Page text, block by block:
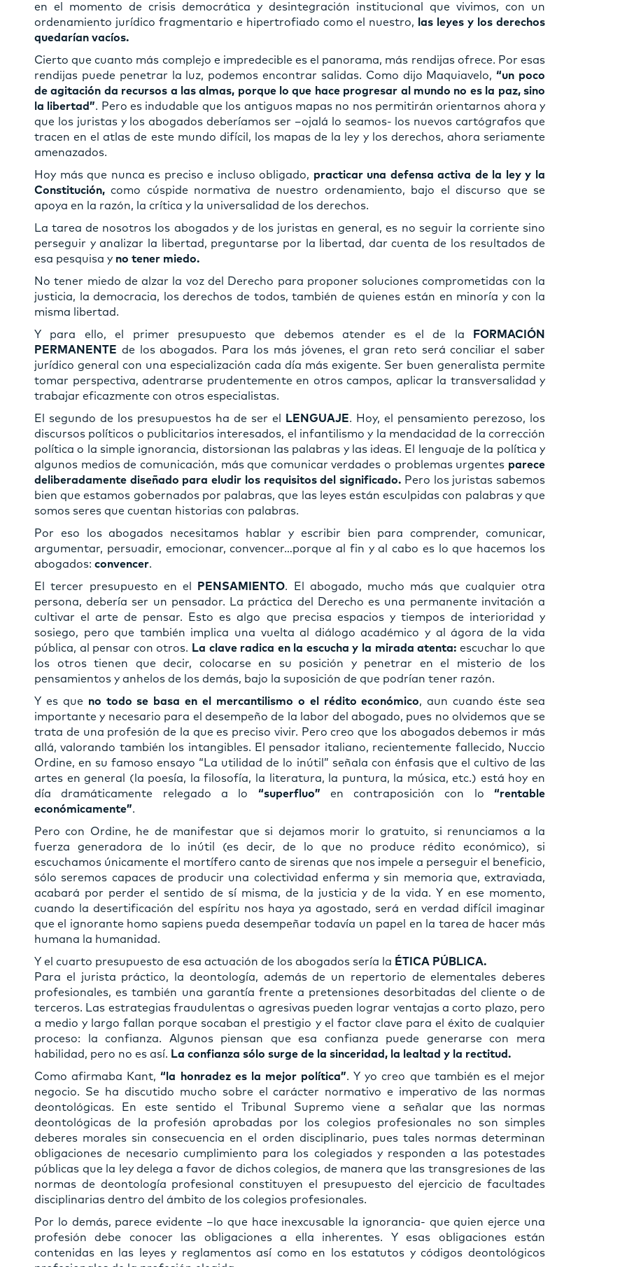
en el momento de crisis democrática y desintegración institucional que vivimos, con un
ordenamiento jurídico fragmentario e hipertrofiado como el nuestro, las leyes y los derechos
quedarían vacíos.
Cierto que cuanto más complejo e impredecible es el panorama, más rendijas ofrece. Por esas
rendijas puede penetrar la luz, podemos encontrar salidas. Como dijo Maquiavelo,“un poco
de agitación da recursos a las almas, porque lo que hace progresar al mundo no es la paz, sino
la libertad”. Pero es indudable que los antiguos mapas no nos permitirán orientarnos ahora y
que los juristas y los abogados deberíamos ser –ojalá lo seamos- los nuevos cartógrafos que
tracen en el atlas de este mundo difícil, los mapas de la ley y los derechos, ahora seriamente
amenazados.
Hoy más que nunca es preciso e incluso obligado, practicar una defensa activa de la ley y la
Constitución, como cúspide normativa de nuestro ordenamiento, bajo el discurso que se
apoya en la razón, la crítica y la universalidad de los derechos.
La tarea de nosotros los abogados y de los juristas en general, es no seguir la corriente sino
perseguir y analizar la libertad, preguntarse por la libertad, dar cuenta de los resultados de
esa pesquisa y no tener miedo.
No tener miedo de alzar la voz del Derecho para proponer soluciones comprometidas con la
justicia, la democracia, los derechos de todos, también de quienes están en minoría y con la
misma libertad.
Y para ello, el primer presupuesto que debemos atender es el de la
FORMACIÓN
PERMANENTE de los abogados. Para los más jóvenes, el gran reto será conciliar el saber
jurídico general con una especialización cada día más exigente. Ser buen generalista permite
tomar perspectiva, adentrarse prudentemente en otros campos, aplicar la transversalidad y
trabajar eficazmente con otros especialistas.
El segundo de los presupuestos ha de ser el
LENGUAJE. Hoy, el pensamiento perezoso, los
discursos políticos o publicitarios interesados, el infantilismo y la mendacidad de la corrección
política o la simple ignorancia, distorsionan las palabras y las ideas. El lenguaje de la política y
algunos medios de comunicación, más que comunicar verdades o problemas urgentes parece
deliberadamente diseñado para eludir los requisitos del significado. Pero los juristas sabemos
bien que estamos gobernados por palabras, que las leyes están esculpidas con palabras y que
somos seres que cuentan historias con palabras.
Por eso los abogados necesitamos hablar y escribir bien para comprender, comunicar,
argumentar, persuadir, emocionar, convencer…porque al fin y al cabo es lo que hacemos los
abogados: convencer.
El tercer presupuesto en el
PENSAMIENTO. El abogado, mucho más que cualquier otra
persona, debería ser un pensador. La práctica del Derecho es una permanente invitación a
cultivar el arte de pensar. Esto es algo que precisa espacios y tiempos de interioridad y
sosiego, pero que también implica una vuelta al diálogo académico y al ágora de la vida
pública, al pensar con otros. La clave radica en la escucha y la mirada atenta: escuchar lo que
los otros tienen que decir, colocarse en su posición y penetrar en el misterio de los
pensamientos y anhelos de los demás, bajo la suposición de que podrían tener razón.
Y es que no todo se basa en el mercantilismo o el rédito económico, aun cuando éste sea
importante y necesario para el desempeño de la labor del abogado, pues no olvidemos que se
trata de una profesión de la que es preciso vivir. Pero creo que los abogados debemos ir más
allá, valorando también los intangibles. El pensador italiano, recientemente fallecido, Nuccio
Ordine, en su famoso ensayo “La utilidad de lo inútil” señala con énfasis que el cultivo de las
artes en general (la poesía, la filosofía, la literatura, la puntura, la música, etc.) está hoy en
día dramáticamente relegado a lo “superfluo” en contraposición con lo “rentable
económicamente”.
Pero con Ordine, he de manifestar que si dejamos morir lo gratuito, si renunciamos a la
fuerza generadora de lo inútil (es decir, de lo que no produce rédito económico), si
escuchamos únicamente el mortífero canto de sirenas que nos impele a perseguir el beneficio,
sólo seremos capaces de producir una colectividad enferma y sin memoria que, extraviada,
acabará por perder el sentido de sí misma, de la justicia y de la vida. Y en ese momento,
cuando la desertificación del espíritu nos haya ya agostado, será en verdad difícil imaginar
que el ignorante homo sapiens pueda desempeñar todavía un papel en la tarea de hacer más
humana la humanidad.
Y el cuarto presupuesto de esa actuación de los abogados sería la ÉTICA PÚBLICA.
Para el jurista práctico, la deontología, además de un repertorio de elementales deberes
profesionales, es también una garantía frente a pretensiones desorbitadas del cliente o de
terceros. Las estrategias fraudulentas o agresivas pueden lograr ventajas a corto plazo, pero
a medio y largo fallan porque socaban el prestigio y el factor clave para el éxito de cualquier
proceso: la confianza. Algunos piensan que esa confianza puede generarse con mera
habilidad, pero no es así. La confianza sólo surge de la sinceridad, la lealtad y la rectitud.
Como afirmaba Kant,“la honradez es la mejor política”. Y yo creo que también es el mejor
negocio. Se ha discutido mucho sobre el carácter normativo e imperativo de las normas
deontológicas. En este sentido el Tribunal Supremo viene a señalar que las normas
deontológicas de la profesión aprobadas por los colegios profesionales no son simples
deberes morales sin consecuencia en el orden disciplinario, pues tales normas determinan
obligaciones de necesario cumplimiento para los colegiados y responden a las potestades
públicas que la ley delega a favor de dichos colegios, de manera que las transgresiones de las
normas de deontología profesional constituyen el presupuesto del ejercicio de facultades
disciplinarias dentro del ámbito de los colegios profesionales.
Por lo demás, parece evidente –lo que hace inexcusable la ignorancia- que quien ejerce una
profesión debe conocer las obligaciones a ella inherentes. Y esas obligaciones están
contenidas en las leyes y reglamentos así como en los estatutos y códigos deontológicos